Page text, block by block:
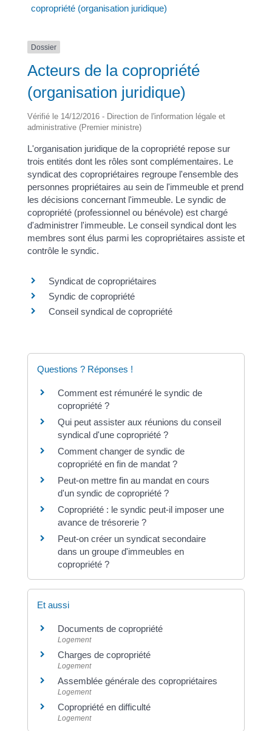
copropriété (organisation juridique)
Dossier
Acteurs de la copropriété
(organisation juridique)
Vérifié le 14/12/2016 - Direction de l'information légale et
administrative (Premier ministre)
L'organisation juridique de la copropriété repose sur
trois entités dont les rôles sont complémentaires. Le
syndicat des copropriétaires regroupe l'ensemble des
personnes propriétaires au sein de l'immeuble et prend
les décisions concernant l'immeuble. Le syndic de
copropriété (professionnel ou bénévole) est chargé
d'administrer l'immeuble. Le conseil syndical dont les
membres sont élus parmi les copropriétaires assiste et
contrôle le syndic.
Syndicat de copropriétaires
Syndic de copropriété
Conseil syndical de copropriété
Questions ? Réponses !
Comment est rémunéré le syndic de
copropriété ?
Qui peut assister aux réunions du conseil
syndical d'une copropriété ?
Comment changer de syndic de
copropriété en fin de mandat ?
Peut-on mettre fin au mandat en cours
d'un syndic de copropriété ?
Copropriété : le syndic peut-il imposer une
avance de trésorerie ?
Peut-on créer un syndicat secondaire
dans un groupe d'immeubles en
copropriété ?
Et aussi
Documents de copropriété
Logement
Charges de copropriété
Logement
Assemblée générale des copropriétaires
Logement
Copropriété en difficulté
Logement